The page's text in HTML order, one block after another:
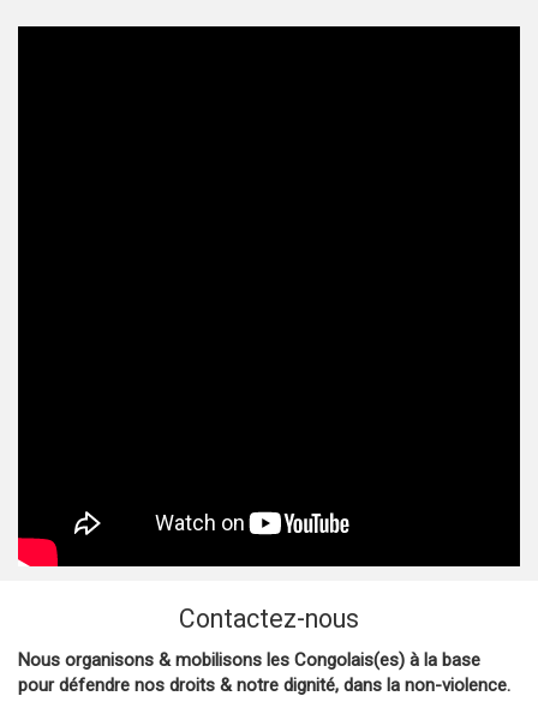
Contactez-nous
Nous organisons & mobilisons les Congolais(es) à la base
pour défendre nos droits & notre dignité, dans la non-violence.